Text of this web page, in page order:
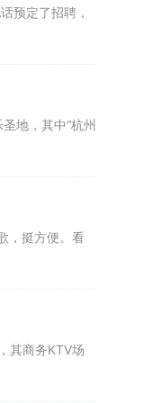
预定了招聘，
地，其中“杭州
，挺方便。看
其商务KTV场